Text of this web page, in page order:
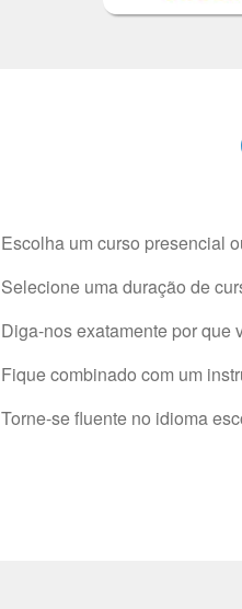
Escolha um curso presencial
Selecione uma duração de
Diga-nos exatamente por que
Fique combinado com um
Torne-se fluente no idioma